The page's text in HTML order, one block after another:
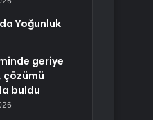
Yoğunluk
geriye
çözümü
buldu